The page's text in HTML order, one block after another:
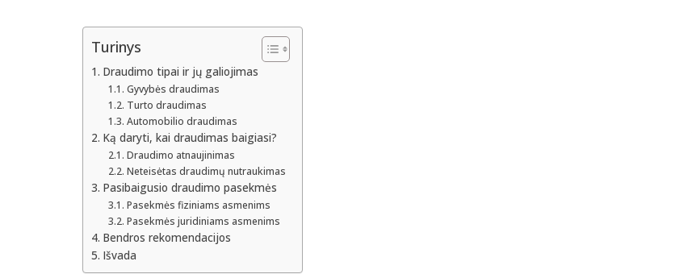
Turinys
Draudimo tipai ir jų galiojimas
Gyvybės draudimas
Turto draudimas
Automobilio draudimas
Ką daryti, kai draudimas baigiasi?
Draudimo atnaujinimas
Neteisėtas draudimų nutraukimas
Pasibaigusio draudimo pasekmės
Pasekmės fiziniams asmenims
Pasekmės juridiniams asmenims
Bendros rekomendacijos
Išvada